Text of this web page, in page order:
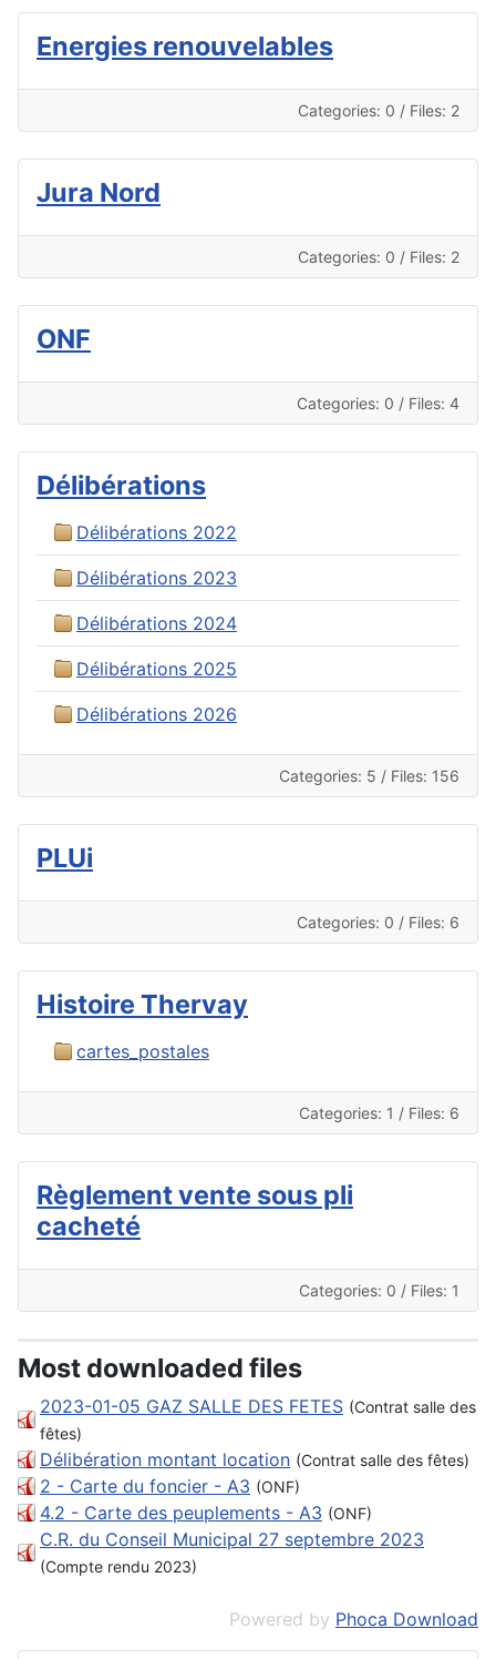
Energies renouvelables
Categories: 0 / Files: 2
Jura Nord
Categories: 0 / Files: 2
ONF
Categories: 0 / Files: 4
Délibérations
Délibérations 2022
Délibérations 2023
Délibérations 2024
Délibérations 2025
Délibérations 2026
Categories: 5 / Files: 156
PLUi
Categories: 0 / Files: 6
Histoire Thervay
cartes_postales
Categories: 1 / Files: 6
Règlement vente sous pli
cacheté
Categories: 0 / Files: 1
Most downloaded files
2023-01-05 GAZ SALLE DES FETES (Contrat salle des
fêtes)
Délibération montant location (Contrat salle des fêtes)
2 - Carte du foncier - A3 (ONF)
4.2 - Carte des peuplements - A3 (ONF)
C.R. du Conseil Municipal 27 septembre 2023
(Compte rendu 2023)
Powered by Phoca Download